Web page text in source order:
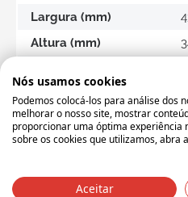
Largura (mm)
Altura (mm)
internal width
internal height
Capacidade (L)
Nós usamos cookies
Podemos colocá-los para análise dos
melhorar o nosso site, mostrar
proporcionar uma óptima experiência
sobre os cookies que utilizamos, abra
Aceitar